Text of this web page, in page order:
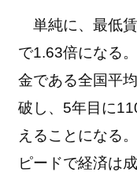
単純に、最低
で1.63倍になる
金である全国平
破し、5年目に
えることになる
ピードで経済は